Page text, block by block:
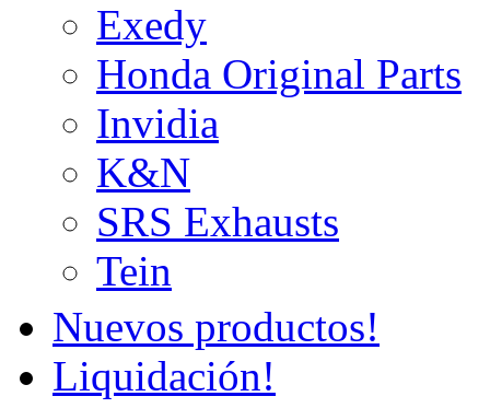
Exedy
Honda Original Parts
Invidia
K&N
SRS Exhausts
Tein
Nuevos productos!
Liquidación!